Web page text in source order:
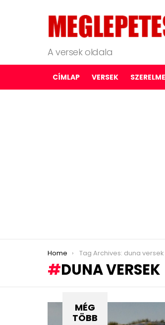
A versek oldala
CÍMLAP VERSEK
You are here:
Home Tag Archives: duna versek
DUNA VERSEK
MÉG
TÖBB